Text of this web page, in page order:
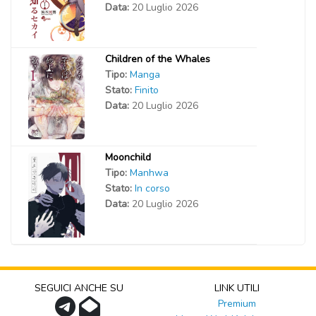
Data: 20 Luglio 2026
Children of the Whales
Tipo: Manga
Stato: Finito
Data: 20 Luglio 2026
Moonchild
Tipo: Manhwa
Stato: In corso
Data: 20 Luglio 2026
SEGUICI ANCHE SU
LINK UTILI
Premium